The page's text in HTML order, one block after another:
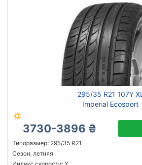
295/35 R21 107Y XL
Imperial Ecosport
3730-3896 ₴
Типоразмер: 295/35 R21
Сезон: летняя